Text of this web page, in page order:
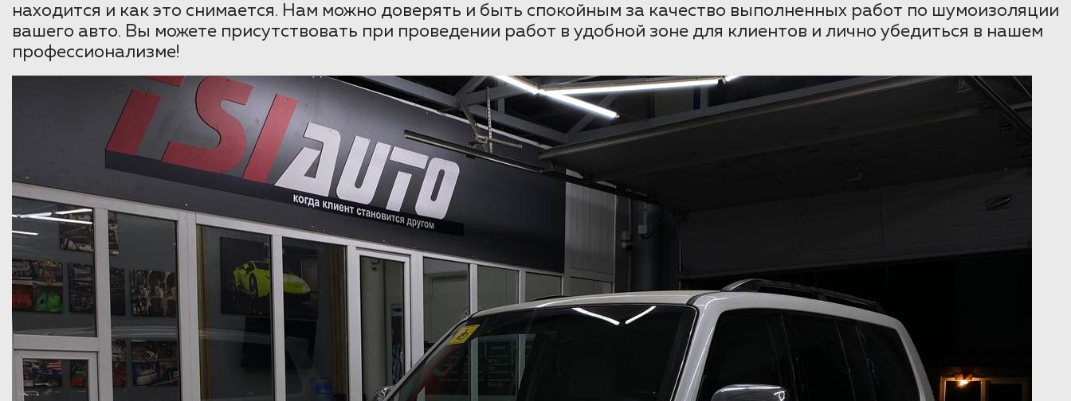
находится и как это снимается. Нам можно доверять и быть спокойным за качество выполненных работ по шумоизоляции
вашего авто. Вы можете присутствовать при проведении работ в удобной зоне для клиентов и лично убедиться в нашем
профессионализме!